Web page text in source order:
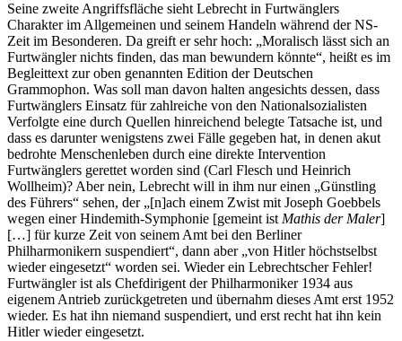
Seine zweite Angriffsfläche sieht Lebrecht in Furtwänglers
Charakter im Allgemeinen und seinem Handeln während der NS-
Zeit im Besonderen. Da greift er sehr hoch: „Moralisch lässt sich an
Furtwängler nichts finden, das man bewundern könnte“, heißt es im
Begleittext zur oben genannten Edition der Deutschen
Grammophon. Was soll man davon halten angesichts dessen, dass
Furtwänglers Einsatz für zahlreiche von den Nationalsozialisten
Verfolgte eine durch Quellen hinreichend belegte Tatsache ist, und
dass es darunter wenigstens zwei Fälle gegeben hat, in denen akut
bedrohte Menschenleben durch eine direkte Intervention
Furtwänglers gerettet worden sind (Carl Flesch und Heinrich
Wollheim)? Aber nein, Lebrecht will in ihm nur einen „Günstling
des Führers“ sehen, der „[n]ach einem Zwist mit Joseph Goebbels
wegen einer Hindemith-Symphonie [gemeint ist Mathis der Maler]
[…] für kurze Zeit von seinem Amt bei den Berliner
Philharmonikern suspendiert“, dann aber „von Hitler höchstselbst
wieder eingesetzt“ worden sei. Wieder ein Lebrechtscher Fehler!
Furtwängler ist als Chefdirigent der Philharmoniker 1934 aus
eigenem Antrieb zurückgetreten und übernahm dieses Amt erst 1952
wieder. Es hat ihn niemand suspendiert, und erst recht hat ihn kein
Hitler wieder eingesetzt.